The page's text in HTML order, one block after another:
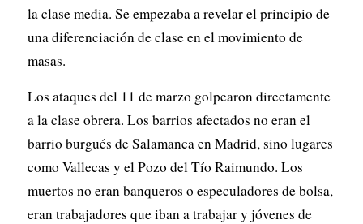
la clase media. Se empezaba a revelar el principio de
una diferenciación de clase en el movimiento de
masas.
Los ataques del 11 de marzo golpearon directamente
a la clase obrera. Los barrios afectados no eran el
barrio burgués de Salamanca en Madrid, sino lugares
como Vallecas y el Pozo del Tío Raimundo. Los
muertos no eran banqueros o especuladores de bolsa,
eran trabajadores que iban a trabajar y jóvenes de